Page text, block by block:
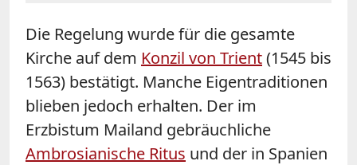
Die Regelung wurde für die gesamte
Kirche auf dem Konzil von Trient(1545 bis
1563) bestätigt. Manche Eigentraditionen
blieben jedoch erhalten. Der im
Erzbistum Mailand gebräuchliche
Ambrosianische Ritus und der in Spanien